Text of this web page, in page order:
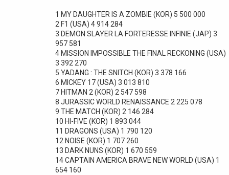
1 MY DAUGHTER IS A ZOMBIE (KOR) 5 500 000
2 F1 (USA) 4 914 284
3 DEMON SLAYER LA FORTERESSE INFINIE (JAP) 3
957 581
4 MISSION IMPOSSIBLE THE FINAL RECKONING (USA)
3 392 270
5 YADANG : THE SNITCH (KOR) 3 378 166
6 MICKEY 17 (USA) 3 013 810
7 HITMAN 2 (KOR) 2 547 598
8 JURASSIC WORLD RENAISSANCE 2 225 078
9 THE MATCH (KOR) 2 146 284
10 HI-FIVE (KOR) 1 893 044
11 DRAGONS (USA) 1 790 120
12 NOISE (KOR) 1 707 260
13 DARK NUNS (KOR) 1 670 559
14 CAPTAIN AMERICA BRAVE NEW WORLD (USA) 1
654 160